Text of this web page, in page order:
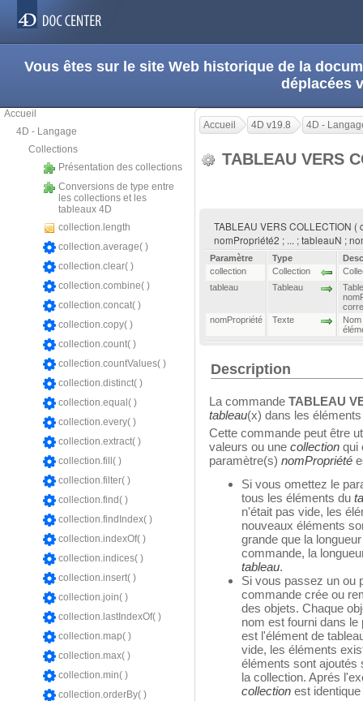
Vous êtes sur le site Web historique de la
déplacées
Accueil
4D - Langage
Collections
Présentation des collections
Conversions de type entre
les collections et les
tableaux 4D
collection.length
collection.average( )
collection.clear( )
collection.combine( )
collection.concat( )
collection.copy( )
collection.count( )
collection.countValues( )
collection.distinct( )
collection.equal( )
collection.every( )
collection.extract( )
collection.fill( )
collection.filter( )
collection.find( )
collection.findIndex( )
collection.indexOf( )
collection.indices( )
collection.insert( )
collection.join( )
collection.lastIndexOf( )
collection.map( )
collection.max( )
collection.min( )
collection.orderBy( )
Accueil 4D v19.8 4D -
TABLEAU VERS
TABLEAU VERS COLLECTION
nomPropriété2 ; ... ; tableauN ;
Paramètre Type
collection
Collection
tableau
Tableau
nomPropriété
Texte
Description
La commande TABLEAU
tableau(x) dans les
Cette commande peut être
valeurs ou une collection qui
paramètre(s) nomPropriété
Si vous omettez le
tous les éléments du
n'était pas vide, les
nouveaux éléments
grande que la
commande, la
tableau.
Si vous passez un ou
commande crée ou
des objets. Chaque
nom est fourni dans
est l'élément de
vide, les éléments
éléments sont ajoutés
la collection. Aprés
collection est